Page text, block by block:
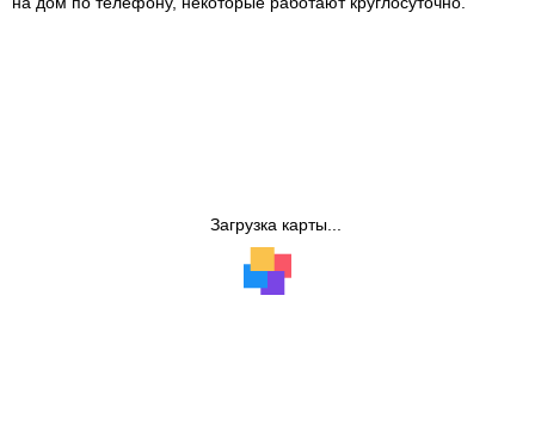
Загрузка карты...